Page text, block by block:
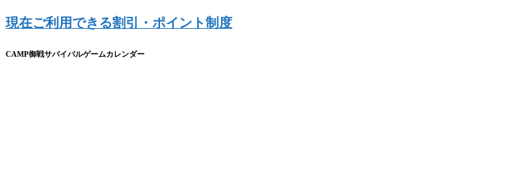
現在ご利用できる割引・ポイント制度
CAMP御戦サバイバルゲームカレンダー